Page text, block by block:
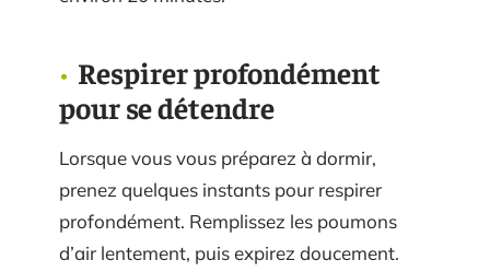
Respirer profondément
pour se détendre
Lorsque vous vous préparez à dormir,
prenez quelques instants pour respirer
profondément. Remplissez les poumons
d’air lentement, puis expirez doucement.